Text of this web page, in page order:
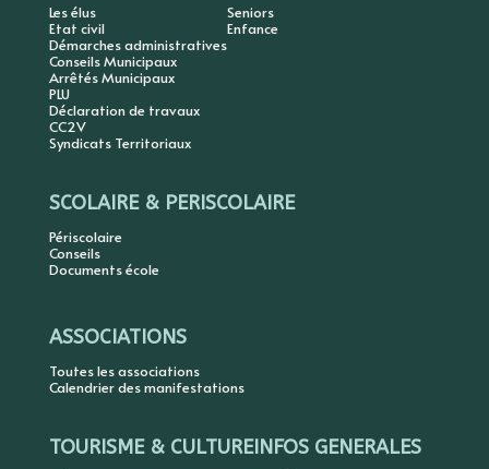
Les élus
Etat civil
Démarches administratives
Conseils Municipaux
Arrêtés Municipaux
PLU
Déclaration de travaux
CC2V
Syndicats Territoriaux
Seniors
Enfance
SCOLAIRE & PERISCOLAIRE
Périscolaire
Conseils
Documents école
ASSOCIATIONS
Toutes les associations
Calendrier des manifestations
TOURISME & CULTUREINFOS GENERALES